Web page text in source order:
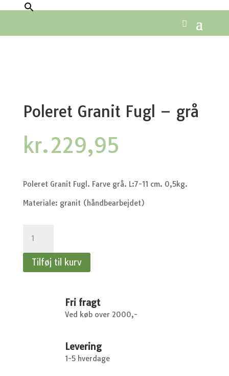
Poleret Granit Fugl – grå
kr.229,95
Poleret Granit Fugl. Farve grå. L:7-11 cm. 0,5kg.
Materiale: granit (håndbearbejdet)
Granit
Fugl
Tilføj til kurv
Fri fragt
Ved køb over 2000,-
Levering
1-5 hverdage